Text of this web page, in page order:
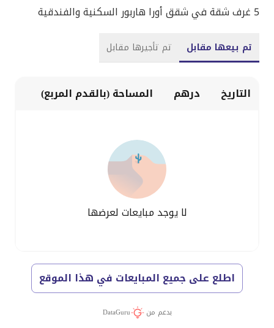
5 غرف شقة في شقق أورا هاربور السكنية والفندقية
تم بيعها مقابل تم تأجيرها مقابل
التاريخ درهم المساحة (بالقدم المربع)
لا يوجد مبايعات لعرضها
اطلع على جميع المبايعات في هذا الموقع
بدعم من DataGuru